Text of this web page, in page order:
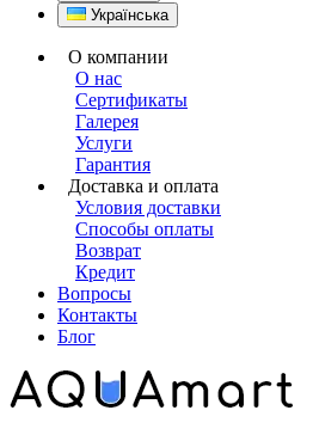
Українська
О компании
О нас
Сертификаты
Галерея
Услуги
Гарантия
Доставка и оплата
Условия доставки
Способы оплаты
Возврат
Кредит
Вопросы
Контакты
Блог